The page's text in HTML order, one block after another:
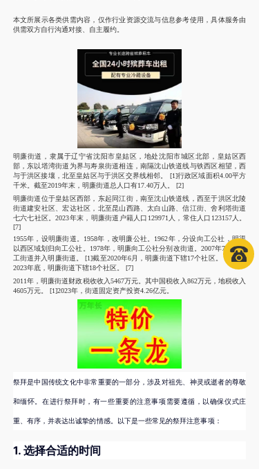
本文所展示各类供需内容，仅作行业资源交流与信息参考使用，具体服务由
供需双方自行沟通对接、自主履约。
明廉街道，隶属于辽宁省沈阳市皇姑区，地处沈阳市城区北部，皇姑区西
部，东以塔湾街道为界与寿泉街道相连，南隔沈山铁道线与铁西区相望，西
与于洪区接壤，北至皇姑区与于洪区交界线相邻。 [1]行政区域面积4.00平方
千米。截至2019年末，明廉街道总人口有17.40万人。 [2]
明廉街道位于皇姑区西部，东起同江街，南至沈山铁道线，西至于洪区北陵
街道建安社区、宏达社区，北至昆山西路、太白山路、信江街、舍利塔街道
七六七社区。2023年末，明廉街道户籍人口129971人，常住人口123157人。
[7]
1955年，设明廉街道。1958年，改明廉公社。1962年，分设向工公社，明渠
以西区域划归向工公社。1978年，明廉向工公社分别改街道。2007年7月，向
工街道并入明廉街道。 [1]截至2020年6月，明廉街道下辖17个社区。 [3]截至
2023年底，明廉街道下辖18个社区。 [7]
2011年，明廉街道财政税收收入5467万元。其中国税收入862万元，地税收入
4605万元。 [1]2023年，街道固定资产投资4.26亿元。
祭拜是中国传统文化中非常重要的一部分，涉及对祖先、神灵或逝者的尊敬
和缅怀。在进行祭拜时，有一些重要的注意事项需要遵循，以确保仪式庄
重、有序，并表达出诚挚的情感。以下是一些常见的祭拜注意事项：
1. 选择合适的时间